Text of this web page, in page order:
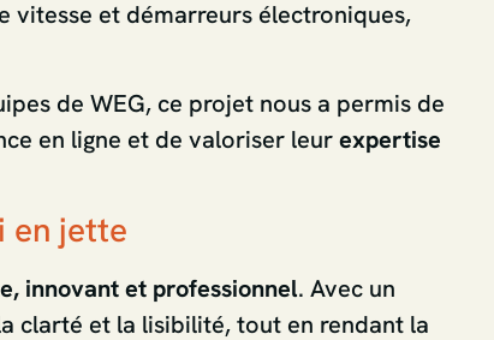
vitesse et démarreurs électroniques,
de WEG, ce projet nous a permis de
en ligne et de valoriser leurexpertise
en jette
innovant et professionnel. Avec un
clarté et la lisibilité, tout en rendant la